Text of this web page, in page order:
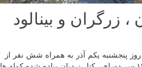
زرگران و بینالود
گزارش صعود شبانه قلل کلاغان ، زرگران و بینالود در ساعت ۱۴ روز پنجشنبه یکم آذر به همراه شش نفر از